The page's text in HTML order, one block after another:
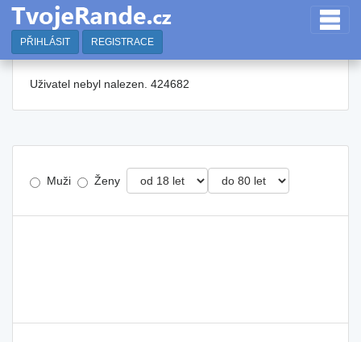
PŘIHLÁSIT REGISTRACE
Uživatel nebyl nalezen. 424682
Muži Ženy